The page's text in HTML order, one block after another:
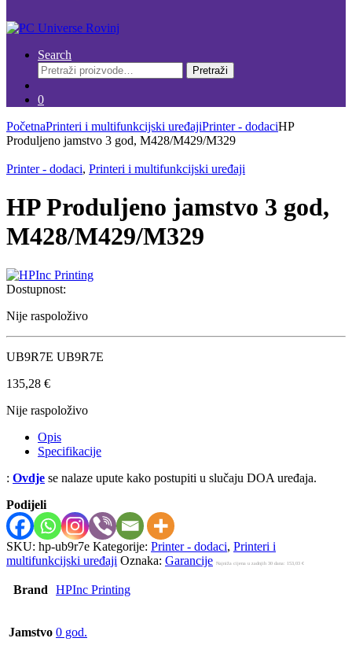
Search
Pretraži:
Pretraži
0
PočetnaPrinteri i multifunkcijski uređajiPrinter - dodaciHP
Produljeno jamstvo 3 god, M428/M429/M329
Printer - dodaci, Printeri i multifunkcijski uređaji
HP Produljeno jamstvo 3 god,
M428/M429/M329
Dostupnost:
Nije raspoloživo
UB9R7E UB9R7E
135,28 €
Nije raspoloživo
Opis
Specifikacije
: Ovdje se nalaze upute kako postupiti u slučaju DOA uređaja.
Podijeli
SKU: hp-ub9r7e Kategorije: Printer - dodaci, Printeri i
multifunkcijski uređaji Oznaka: Garancije Najniža cijena u zadnjih 30 dana: 153,03 €
Brand HPInc Printing
Jamstvo 0 god.